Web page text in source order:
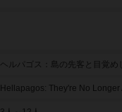
ヘルパゴス：島の先客と目覚め
Hellapagos: They're No Longer